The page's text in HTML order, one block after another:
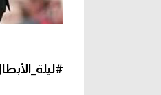
#ليلة_الأبطال